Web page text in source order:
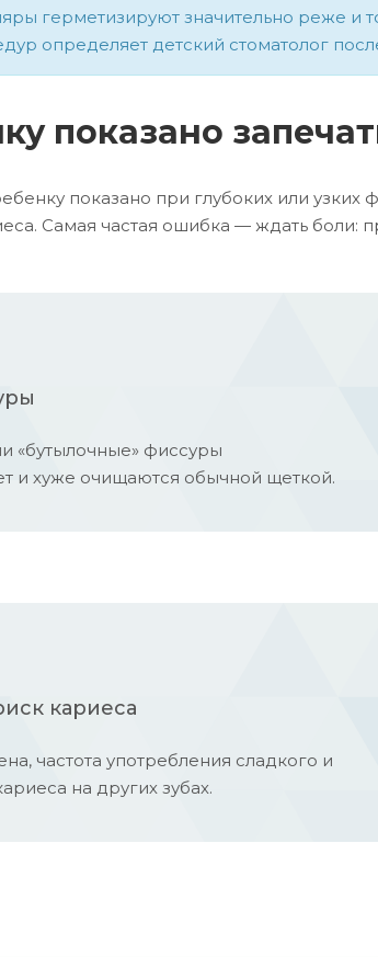
герметизируют значительно реже и
определяет детский стоматолог
показано
показано при глубоких или
Самая частая ошибка — ждать боли:
«бутылочные» фиссуры
и хуже очищаются обычной щеткой.
кариеса
частота употребления сладкого и
на других зубах.